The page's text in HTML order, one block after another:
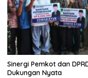
Sinergi Pemkot dan
Dukungan Nyata